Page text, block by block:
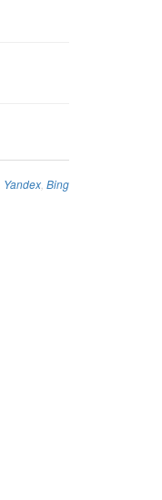
Yandex Bing